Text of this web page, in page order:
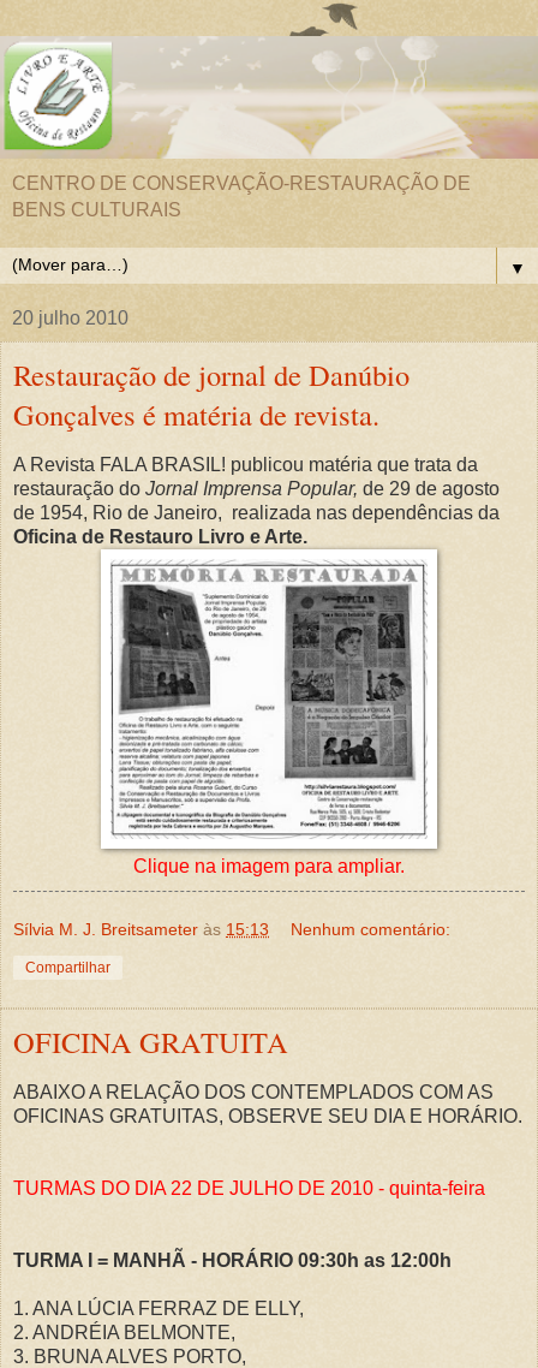
CENTRO DE CONSERVAÇÃO-RESTAURAÇÃO DE
BENS CULTURAIS
▼
20 julho 2010
Restauração de jornal de Danúbio
Gonçalves é matéria de revista.
A Revista FALA BRASIL! publicou matéria que trata da
restauração do Jornal Imprensa Popular, de 29 de agosto
de 1954, Rio de Janeiro, realizada nas dependências da
Oficina de Restauro Livro e Arte.
Clique na imagem para ampliar.
Sílvia M. J. Breitsameter às 15:13 Nenhum comentário:
Compartilhar
OFICINA GRATUITA
ABAIXO A RELAÇÃO DOS CONTEMPLADOS COM AS
OFICINAS GRATUITAS, OBSERVE SEU DIA E HORÁRIO.
TURMAS DO DIA 22 DE JULHO DE 2010 - quinta-feira
TURMA I = MANHÃ - HORÁRIO 09:30h as 12:00h
1. ANA LÚCIA FERRAZ DE ELLY,
2. ANDRÉIA BELMONTE,
3. BRUNA ALVES PORTO,